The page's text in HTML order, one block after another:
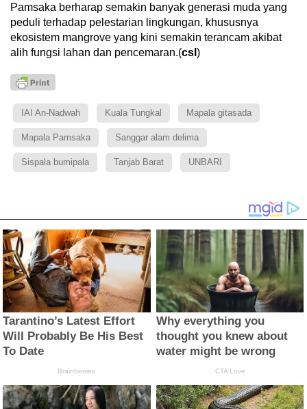
Pamsaka berharap semakin banyak generasi muda yang
peduli terhadap pelestarian lingkungan, khususnya
ekosistem mangrove yang kini semakin terancam akibat
alih fungsi lahan dan pencemaran.(csl )
IAI An-Nadwah Kuala Tungkal Mapala gitasada
Mapala Pamsaka Sanggar alam delima
Sispala bumipala Tanjab Barat UNBARI